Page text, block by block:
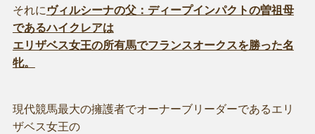
それに ヴィルシーナの父：ディープインパクトの曽祖母
であるハイクレアは
エリザベス女王の所有馬でフランスオークスを勝った名
牝。
現代競馬最大の擁護者でオーナーブリーダーであるエリ
ザベス女王の